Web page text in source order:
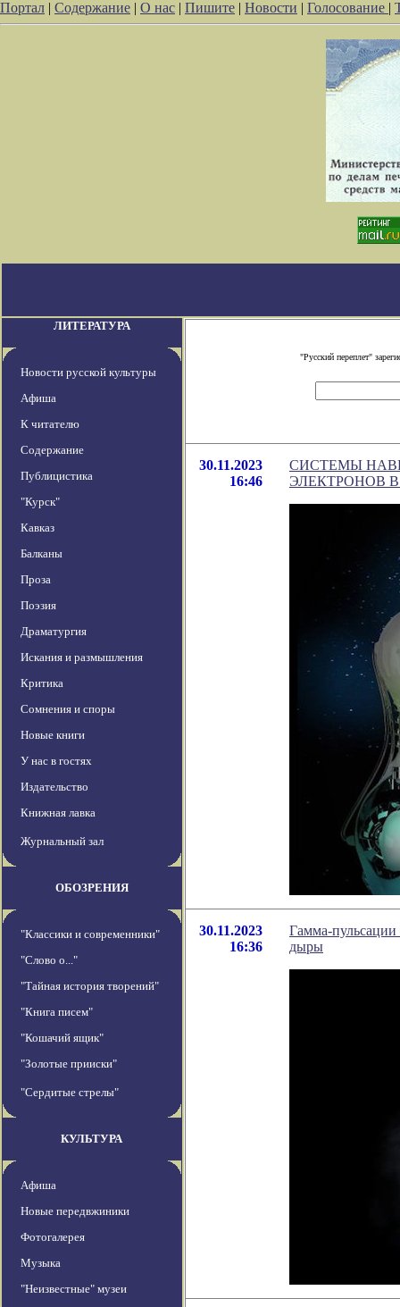
Портал | Содержание | О нас | Пишите | Новости | Голосование |
ЛИТЕРАТУРА
Новости русской культуры
Афиша
К читателю
Содержание
Публицистика
"Курск"
Кавказ
Балканы
Проза
Поэзия
Драматургия
Искания и размышления
Критика
Сомнения и споры
Новые книги
У нас в гостях
Издательство
Книжная лавка
Журнальный зал
ОБОЗРЕНИЯ
"Классики и современники"
"Слово о..."
"Тайная история творений"
"Книга писем"
"Кошачий ящик"
"Золотые прииски"
"Сердитые стрелы"
КУЛЬТУРА
Афиша
Новые передвжиники
Фотогалерея
Музыка
"Неизвестные" музеи
"Русский переплет"
30.11.2023
16:46
СИСТЕМЫ
ЭЛЕКТРОНОВ
30.11.2023
16:36
Гамма-
дыры